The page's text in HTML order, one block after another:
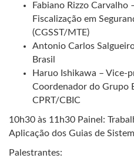
Fabiano Rizzo
Fiscalização em
(CGSST/MTE)
Antonio Carlos
Brasil
Haruo Ishikawa – Vice-
Coordenador do Grupo
CPRT/CBIC
10h30 às 11h30 Painel:
Aplicação dos Guias de
Palestrantes: